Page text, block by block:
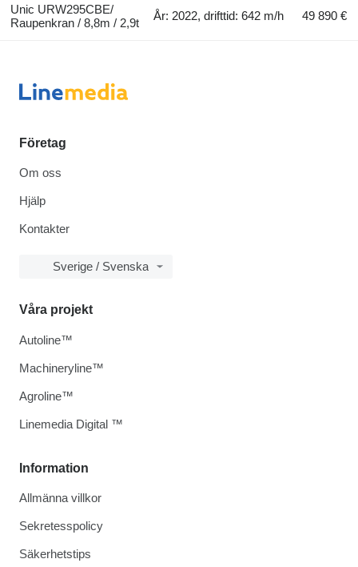
Unic URW295CBE/
Raupenkran / 8,8m / 2,9t
År: 2022, drifttid: 642 m/h 49 890 €
Företag
Om oss
Hjälp
Kontakter
Sverige / Svenska
Information
Allmänna villkor
Sekretesspolicy
Säkerhetstips
Våra projekt
Autoline™
Machineryline™
Agroline™
Linemedia Digital ™